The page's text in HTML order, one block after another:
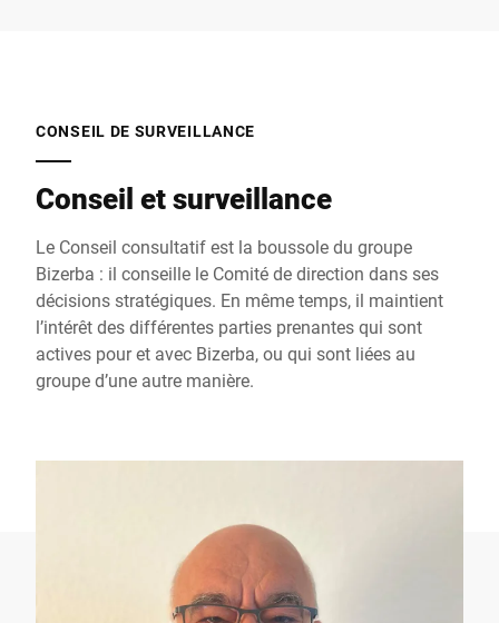
CONSEIL DE SURVEILLANCE
Conseil et surveillance
Le Conseil consultatif est la boussole du groupe
Bizerba : il conseille le Comité de direction dans ses
décisions stratégiques. En même temps, il maintient
l’intérêt des différentes parties prenantes qui sont
actives pour et avec Bizerba, ou qui sont liées au
groupe d’une autre manière.